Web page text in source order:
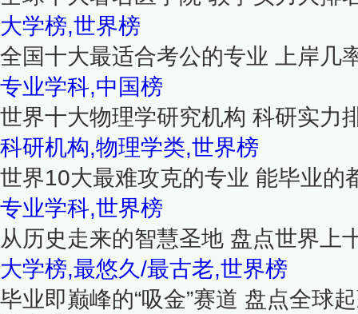
大学榜,世界榜
全国十大最适合考公的专业 上岸几
专业学科,中国榜
世界十大物理学研究机构 科研实力
科研机构,物理学类,世界榜
世界10大最难攻克的专业 能毕业的
专业学科,世界榜
从历史走来的智慧圣地 盘点世界上
大学榜,最悠久/最古老,世界榜
毕业即巅峰的“吸金”赛道 盘点全球